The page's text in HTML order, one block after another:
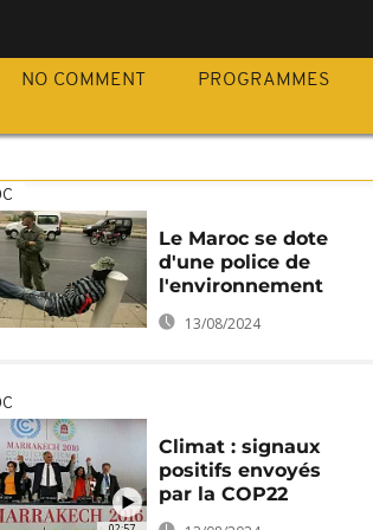
NO COMMENT PROGRAMMES
Le Maroc se dote
d'une police de
l'environnement
13/08/2024
Climat : signaux
positifs envoyés
par la COP22